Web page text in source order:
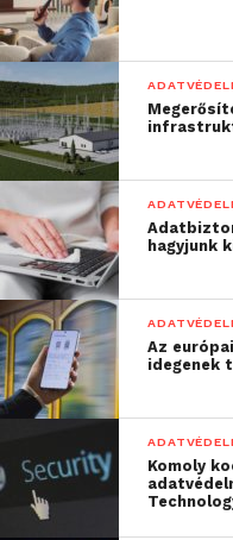
értesíti a felhasználót.
pedig, hogy a dedikált
teljesen kikapcsolt
nem kell hozzá
adatbázis sem
Spora
hagyjunk
Az
idegenek
Komoly